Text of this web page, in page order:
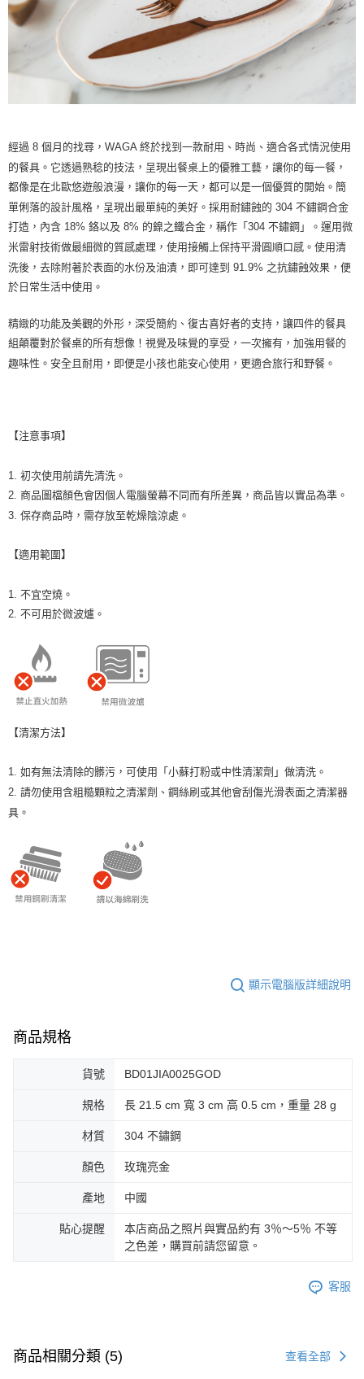
權轉讓予恩沛科技股份有限公司。
２．關於個人資料處理事宜，請瀏覽以下網址：
https://aftee.tw/terms/#terms3
３．未成年的使用者請事先徵得法定代理人或監護人之同意方可使用
「AFTEE先享後付」，若未經同意申辦者引起之損失，本公司不負相關責
任。
４．使用「AFTEE先享後付」時，將依據個別帳號之用戶狀況，依本公司即
恩沛科技股份有限公司將有權停止該用戶之使用額度並採取法律行動。
經過 8 個月的找尋，WAGA 終於找到一款耐用、時尚、適合各式情況使用
的餐具。它透過熟稔的技法，呈現出餐桌上的優雅工藝，讓你的每一餐，
都像是在北歐悠遊般浪漫，讓你的每一天，都可以是一個優質的開始。簡
單俐落的設計風格，呈現出最單純的美好。採用耐鏽蝕的 304 不鏽鋼合金
打造，內含 18% 鉻以及 8% 的鎳之鐵合金，稱作「304 不鏽鋼」。運用微
米雷射技術做最細微的質感處理，使用接觸上保持平滑圓順口感。使用清
洗後，去除附著於表面的水份及油漬，即可達到 91.9% 之抗鏽蝕效果，便
於日常生活中使用。
精緻的功能及美觀的外形，深受簡約、復古喜好者的支持，讓四件的餐具
組顛覆對於餐桌的所有想像！視覺及味覺的享受，一次擁有，加強用餐的
趣味性。安全且耐用，即便是小孩也能安心使用，更適合旅行和野餐。
【注意事項】
1. 初次使用前請先清洗。
2. 商品圖檔顏色會因個人電腦螢幕不同而有所差異，商品皆以實品為準。
3. 保存商品時，需存放至乾燥陰涼處。
【適用範圍】
1. 不宜空燒。
2. 不可用於微波爐。
【清潔方法】
1. 如有無法清除的髒污，可使用「小蘇打粉或中性清潔劑」做清洗。
2. 請勿使用含粗糙顆粒之清潔劑、鋼絲刷或其他會刮傷光滑表面之清潔器
具。
顯示電腦版詳細說明
商品規格
貨號 BD01JIA0025GOD
規格 長 21.5 cm 寬 3 cm 高 0.5 cm，重量 28 g
材質 304 不鏽鋼
顏色 玫瑰亮金
產地 中國
貼心提醒
本店商品之照片與實品約有 3％～5％ 不等
之色差，購買前請您留意。
客服
商品相關分類 (5) 查看全部